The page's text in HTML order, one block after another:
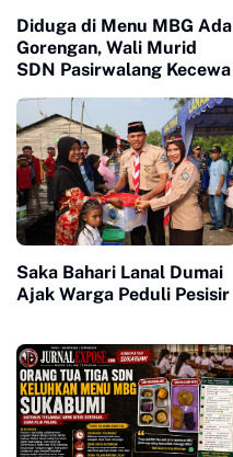
Diduga di Menu MBG Ada
Gorengan, Wali Murid
SDN Pasirwalang Kecewa
Saka Bahari Lanal Dumai
Ajak Warga Peduli Pesisir